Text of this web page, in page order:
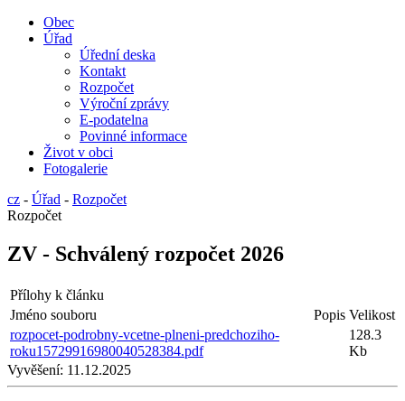
Obec
Úřad
Úřední deska
Kontakt
Rozpočet
Výroční zprávy
E-podatelna
Povinné informace
Život v obci
Fotogalerie
cz - Úřad - Rozpočet
Rozpočet
ZV - Schválený rozpočet 2026
Přílohy k článku
Jméno souboru
Popis Velikost
rozpocet-podrobny-vcetne-plneni-predchoziho-
roku15729916980040528384.pdf
128.3
Kb
Vyvěšení: 11.12.2025